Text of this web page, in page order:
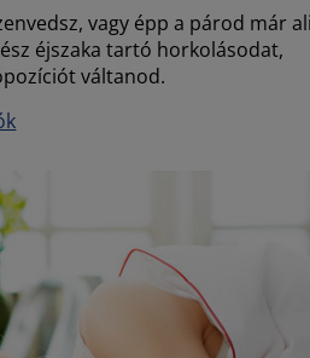
vagy épp a párod már
éjszaka tartó horkolásodat,
váltanod.